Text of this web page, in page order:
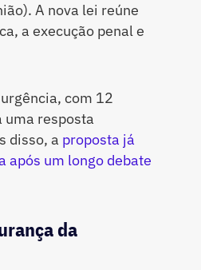
A nova lei reúne
a execução penal e
com 12
uma resposta
disso, a proposta já
após um longo debate
da